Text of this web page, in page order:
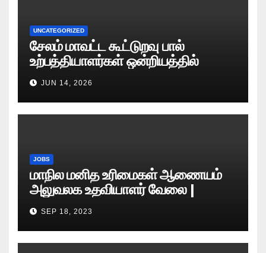
UNCATEGORIZED
சேலம் மாவட்ட கூட்டுறவு பால்
உற்பத்தியாளர்கள் ஒன்றியத்தில்
வேலைவாய்ப்பு அறிவிப்பு 2026
JUN 14, 2026
JOBS
மாநில மனித உரிமைகள் ஆணையம்
அலுவலக உதவியாளர் வேலை |
எழுத்துத் தேர்வு தேதி அறிவிப்பு..?
SEP 18, 2023